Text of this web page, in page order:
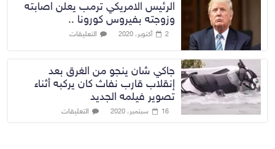
الرئيس الامريكي ترمب يعلن اصابته
وزوجته بفيروس كورونا ..
2 أكتوبر، 2020 التعليقات
جاكي شان ينجو من الغرق بعد
إنقلاب قارب نفاث كان يركبه أثناء
تصوير فيلمه الجديد
16 سبتمبر، 2020 التعليقات